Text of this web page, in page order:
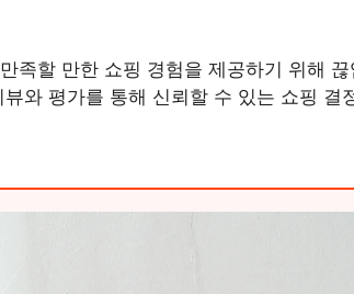
족할 만한 쇼핑 경험을 제공하기 위해
와 평가를 통해 신뢰할 수 있는 쇼핑 결